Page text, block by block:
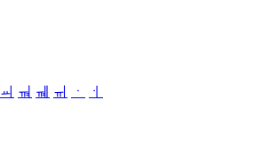
ㆉ ㆊ ㆋ ㆌ ㆍ
ㆎ